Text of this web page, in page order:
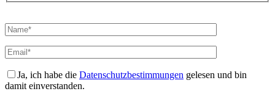
lasse
Feld
leer.
Ja, ich habe die Datenschutzbestimmungen gelesen und bin
damit einverstanden.